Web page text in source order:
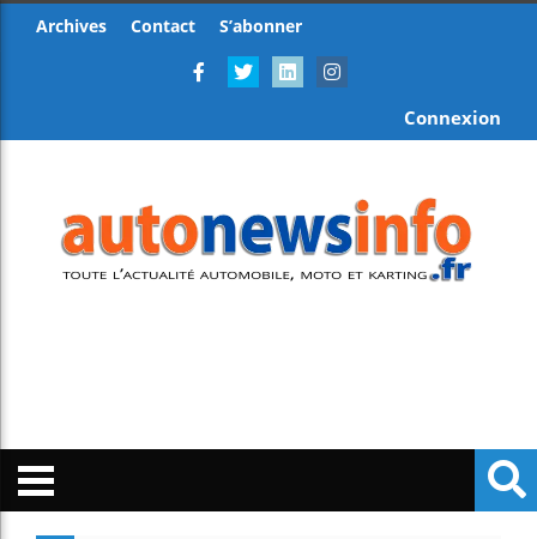
Archives Contact S’abonner
Connexion